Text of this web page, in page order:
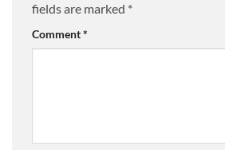
fields are marked *
Comment*